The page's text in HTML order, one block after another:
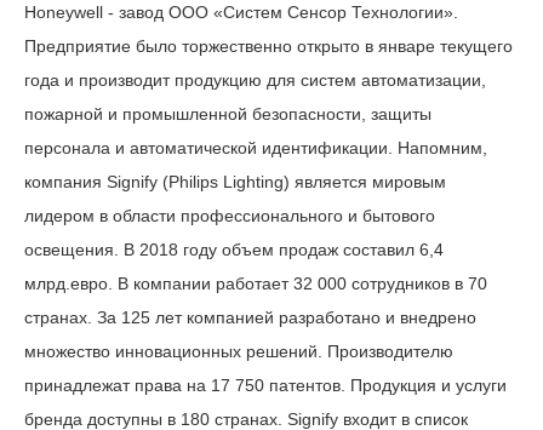
Honeywell - завод ООО «Систем Сенсор Технологии».
Предприятие было торжественно открыто в январе текущего
года и производит продукцию для систем автоматизации,
пожарной и промышленной безопасности, защиты
персонала и автоматической идентификации. Напомним,
компания Signify (Philips Lighting) является мировым
лидером в области профессионального и бытового
освещения. В 2018 году объем продаж составил 6,4
млрд.евро. В компании работает 32 000 сотрудников в 70
странах. За 125 лет компанией разработано и внедрено
множество инновационных решений. Производителю
принадлежат права на 17 750 патентов. Продукция и услуги
бренда доступны в 180 странах. Signify входит в список